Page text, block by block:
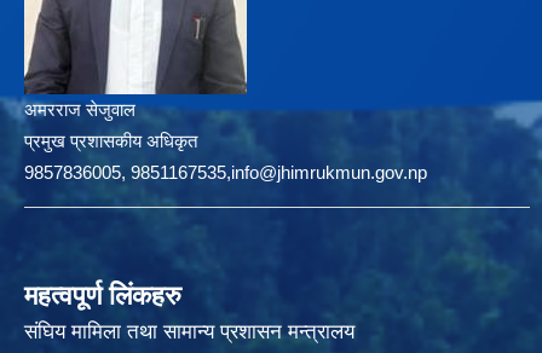
अमरराज सेजुवाल
प्रमुख प्रशासकीय अधिकृत
9857836005, 9851167535,info@jhimrukmun.gov.np
महत्वपूर्ण लिंकहरु
संघिय मामिला तथा सामान्य प्रशासन मन्त्रालय